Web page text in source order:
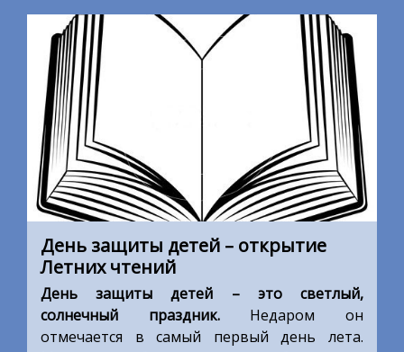
День защиты детей – открытие
Летних чтений
День защиты детей – это светлый,
солнечный праздник.Недаром он
отмечается в самый первый день лета.